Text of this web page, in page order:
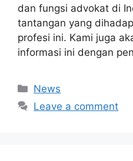
dan fungsi advokat di
tantangan yang
profesi ini. Kami juga
informasi ini dengan
Categories
News
Leave a comment